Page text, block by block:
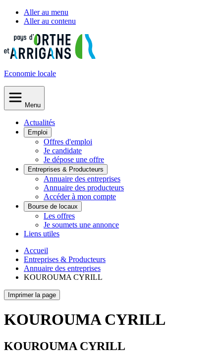
Aller au menu
Aller au contenu
Economie locale
Menu
Actualités
Emploi
Offres d'emploi
Je candidate
Je dépose une offre
Entreprises & Producteurs
Annuaire des entreprises
Annuaire des producteurs
Accéder à mon compte
Bourse de locaux
Les offres
Je soumets une annonce
Liens utiles
Accueil
Entreprises & Producteurs
Annuaire des entreprises
KOUROUMA CYRILL
Imprimer la page
KOUROUMA CYRILL
KOUROUMA CYRILL